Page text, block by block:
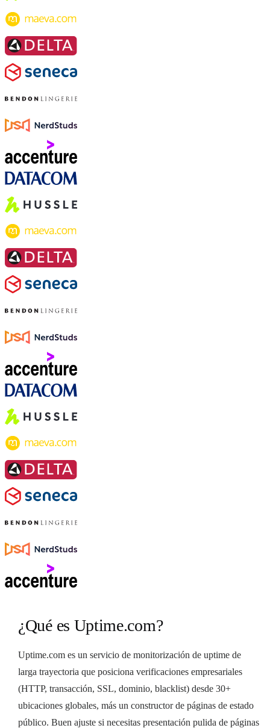
¿Qué es Uptime.com?
Uptime.com es un servicio de monitorización de uptime de
larga trayectoria que posiciona verificaciones empresariales
(HTTP, transacción, SSL, dominio, blacklist) desde 30+
ubicaciones globales, más un constructor de páginas de estado
público. Buen ajuste si necesitas presentación pulida de páginas